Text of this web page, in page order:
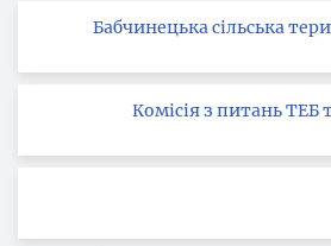
Бабчинецька сільська
Комісія з питань ТЕБ